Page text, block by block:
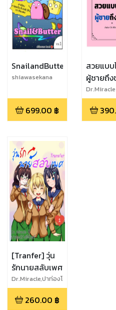
SnailandButter
shiawasekana
699.00 ฿
สวยแบบ
ผู้ชายถึ
Dr.Miracle
[Tranfer] วุ่น
รักนายสลับเพศ
Dr.Miracle,ปาท่องโ
ก๋ ศรีจันทร์
260.00 ฿